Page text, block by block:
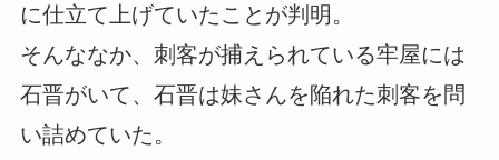
に仕立て上げていたことが判明。
そんななか、刺客が捕えられている牢屋には
石晋がいて、石晋は妹さんを陥れた刺客を問
い詰めていた。